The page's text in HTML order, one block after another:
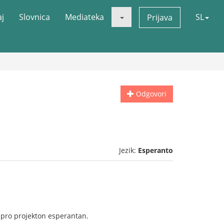
Slovnica Mediateka Prijava SL
Odgovori
Jezik: Esperanto
projekton esperantan.